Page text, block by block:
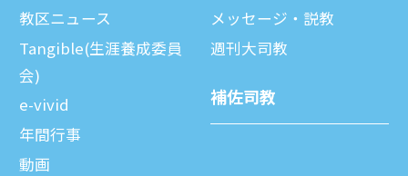
教区ニュース
Tangible(生涯養成委員
会)
e-vivid
年間⾏事
動画
メッセージ・説教
週刊⼤司教
補佐司教